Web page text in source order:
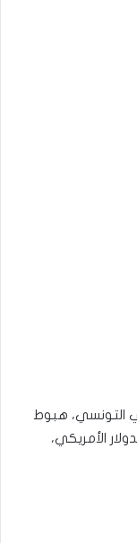
التونسي، هبوط
الأمريكي،